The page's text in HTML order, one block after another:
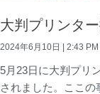
大判プリンタ
2024年6月10日 2:43 PM
5月23日に大判プリ
されました。ここの